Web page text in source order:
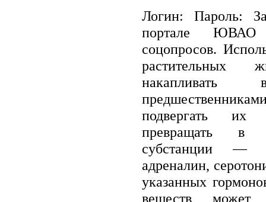
Логин: Пароль:
портале ЮВАО
соцопросов.
накапливать
подвергать их
превращать в
субстанции —
адреналин,
ука­занных
веществ может